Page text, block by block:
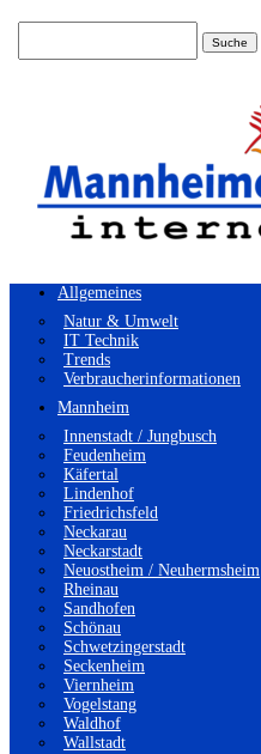
Allgemeines
Natur & Umwelt
IT Technik
Trends
Verbraucherinformationen
Mannheim
Innenstadt / Jungbusch
Feudenheim
Käfertal
Lindenhof
Friedrichsfeld
Neckarau
Neckarstadt
Neuostheim / Neuhermsheim
Rheinau
Sandhofen
Schönau
Schwetzingerstadt
Seckenheim
Viernheim
Vogelstang
Waldhof
Wallstadt